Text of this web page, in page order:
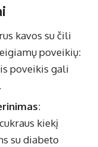
kavos su čili
poveikių:
poveikis gali
:
kiekį
su diabeto